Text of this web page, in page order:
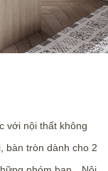
với nội thất không
bàn tròn dành cho 2